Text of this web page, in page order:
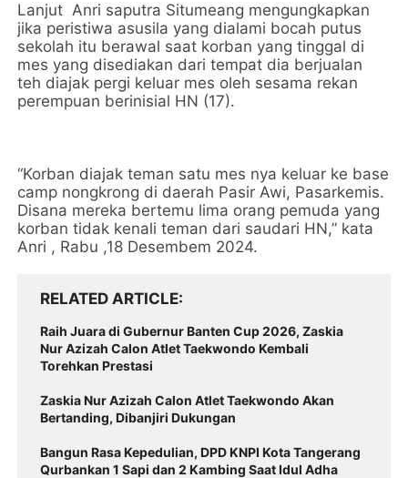
Lanjut Anri saputra Situmeang mengungkapkan
jika peristiwa asusila yang dialami bocah putus
sekolah itu berawal saat korban yang tinggal di
mes yang disediakan dari tempat dia berjualan
teh diajak pergi keluar mes oleh sesama rekan
perempuan berinisial HN (17).
“Korban diajak teman satu mes nya keluar ke base
camp nongkrong di daerah Pasir Awi, Pasarkemis.
Disana mereka bertemu lima orang pemuda yang
korban tidak kenali teman dari saudari HN,” kata
Anri , Rabu ,18 Desembem 2024.
RELATED ARTICLE
Raih Juara di Gubernur Banten Cup 2026, Zaskia
Nur Azizah Calon Atlet Taekwondo Kembali
Torehkan Prestasi
Zaskia Nur Azizah Calon Atlet Taekwondo Akan
Bertanding, Dibanjiri Dukungan
Bangun Rasa Kepedulian, DPD KNPI Kota Tangerang
Qurbankan 1 Sapi dan 2 Kambing Saat Idul Adha